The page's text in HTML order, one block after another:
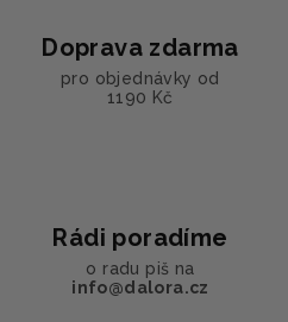
Doprava zdarma
pro objednávky od
1190 Kč
Rádi poradíme
o radu piš na
info@dalora.cz